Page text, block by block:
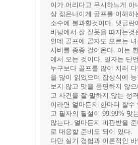
이가 어리다고 무시하느게 아
상 젊은나이게 골프를 이해하
소수에 불과할것이다. 댓글란
바탕에서 잘 잘못을 따지는것
인데 골프에 골자도 모르는
시비를 종종 걸어온다. 이는
에서 오는 것이다. 필자는 단
누구보다 골프를 많이 치러
을 많이 읽었으며 잡상식에
보지 않고 맛을 품평하지 않
고 사건을 잘 말하지 않는 성
이라면 얼마든지 한마디 할수
고 필자의 필설이 99.99% 맞
않는다. 얼마든지 비판받을
로 대응할 준비도 되어 있다.
다만 실기 경험과 이론적인